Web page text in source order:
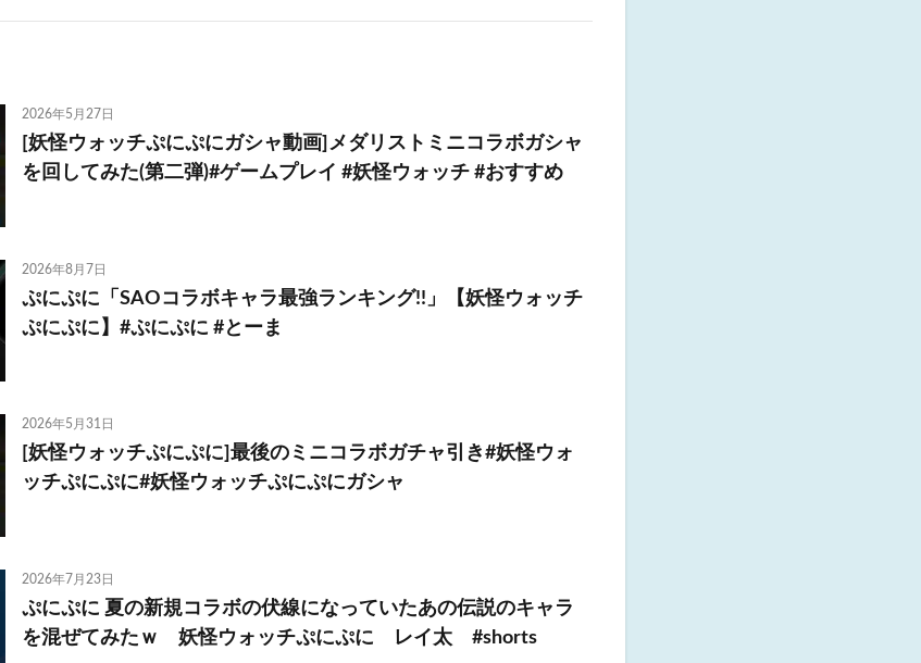
2026年5月27日
[妖怪ウォッチぷにぷにガシャ動画]メダリストミニコラボガシャ
を回してみた(第二弾)#ゲームプレイ #妖怪ウォッチ #おすすめ
2026年8月7日
ぷにぷに「SAOコラボキャラ最強ランキング!!」【妖怪ウォッチ
ぷにぷに】#ぷにぷに #とーま
2026年5月31日
[妖怪ウォッチぷにぷに]最後のミニコラボガチャ引き#妖怪ウォ
ッチぷにぷに#妖怪ウォッチぷにぷにガシャ
2026年7月23日
ぷにぷに 夏の新規コラボの伏線になっていたあの伝説のキャラ
を混ぜてみたｗ 妖怪ウォッチぷにぷに レイ太 #shorts